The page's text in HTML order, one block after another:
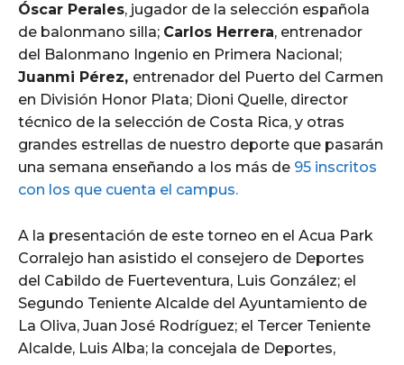
Óscar Perales, jugador de la selección española
de balonmano silla; Carlos Herrera, entrenador
del Balonmano Ingenio en Primera Nacional;
Juanmi Pérez, entrenador del Puerto del Carmen
en División Honor Plata; Dioni Quelle, director
técnico de la selección de Costa Rica, y otras
grandes estrellas de nuestro deporte que pasarán
una semana enseñando a los más de 95 inscritos
con los que cuenta el campus.
A la presentación de este torneo en el Acua Park
Corralejo han asistido el consejero de Deportes
del Cabildo de Fuerteventura, Luis González; el
Segundo Teniente Alcalde del Ayuntamiento de
La Oliva, Juan José Rodríguez; el Tercer Teniente
Alcalde, Luis Alba; la concejala de Deportes,